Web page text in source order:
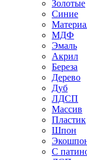
Золотые
Синие
МДФ
Эмаль
Акрил
Береза
Дерево
Дуб
ЛДСП
Массив
Пластик
Шпон
С